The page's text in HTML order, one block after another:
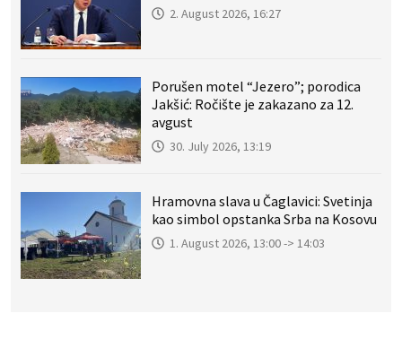
2. August 2026, 16:27
Porušen motel “Jezero”; porodica
Jakšić: Ročište je zakazano za 12.
avgust
30. July 2026, 13:19
Hramovna slava u Čaglavici: Svetinja
kao simbol opstanka Srba na Kosovu
1. August 2026, 13:00 -> 14:03